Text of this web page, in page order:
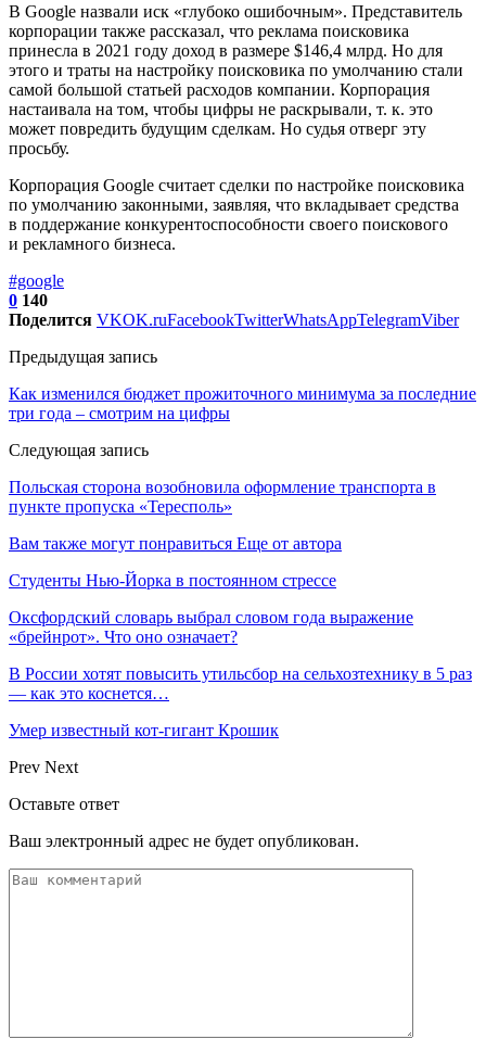
В Google назвали иск «глубоко ошибочным». Представитель
корпорации также рассказал, что реклама поисковика
принесла в 2021 году доход в размере $146,4 млрд. Но для
этого и траты на настройку поисковика по умолчанию стали
самой большой статьей расходов компании. Корпорация
настаивала на том, чтобы цифры не раскрывали, т. к. это
может повредить будущим сделкам. Но судья отверг эту
просьбу.
Корпорация Google считает сделки по настройке поисковика
по умолчанию законными, заявляя, что вкладывает средства
в поддержание конкурентоспособности своего поискового
и рекламного бизнеса.
#google
0 140
Поделится VKOK.ruFacebookTwitterWhatsAppTelegramViber
Предыдущая запись
Как изменился бюджет прожиточного минимума за последние
три года – смотрим на цифры
Следующая запись
Польская сторона возобновила оформление транспорта в
пункте пропуска «Тересполь»
Вам также могут понравиться Еще от автора
Студенты Нью-Йорка в постоянном стрессе
Оксфордский словарь выбрал словом года выражение
«брейнрот». Что оно означает?
В России хотят повысить утильсбор на сельхозтехнику в 5 раз
— как это коснется…
Умер известный кот-гигант Крошик
Prev Next
Оставьте ответ
Ваш электронный адрес не будет опубликован.